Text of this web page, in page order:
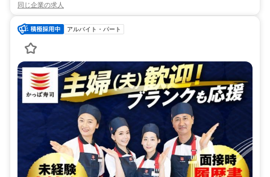
同じ企業の求人
アルバイト・パート